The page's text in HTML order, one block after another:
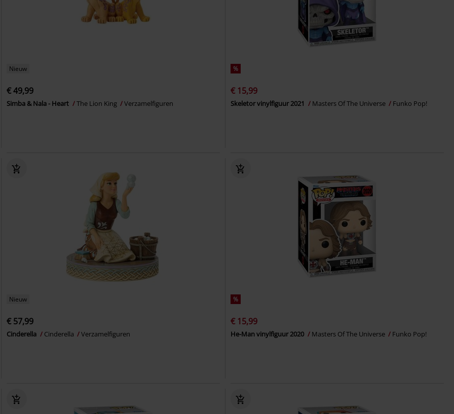
Nieuw
€ 49,99
Simba & Nala - Heart The Lion King Verzamelfiguren
%
€ 15,99
Skeletor vinylfiguur 2021 Masters Of The Universe Funko Pop!
Nieuw
€ 57,99
Cinderella Cinderella Verzamelfiguren
%
€ 15,99
He-Man vinylfiguur 2020 Masters Of The Universe Funko Pop!